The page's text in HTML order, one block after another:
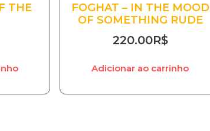
THE
FOGHAT – IN THE MOOD
OF SOMETHING RUDE
220.00R$
Adicionar ao carrinho